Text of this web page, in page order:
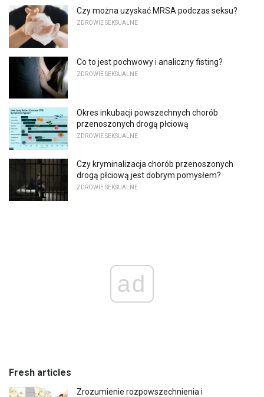
Czy można uzyskać MRSA podczas seksu?
ZDROWIE SEKSUALNE
Co to jest pochwowy i analiczny fisting?
ZDROWIE SEKSUALNE
Okres inkubacji powszechnych chorób
przenoszonych drogą płciową
ZDROWIE SEKSUALNE
Czy kryminalizacja chorób przenoszonych
drogą płciową jest dobrym pomysłem?
ZDROWIE SEKSUALNE
ad
Fresh articles
Zrozumienie rozpowszechnienia i